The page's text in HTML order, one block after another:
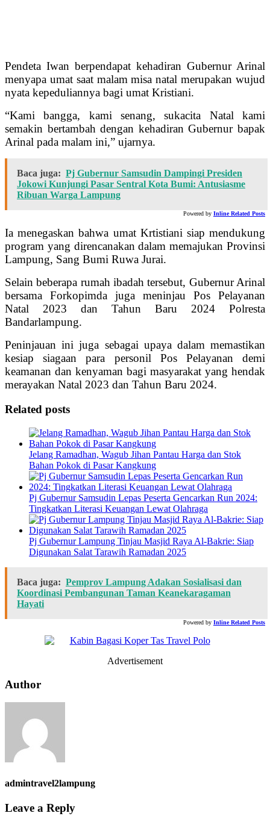
Pendeta Iwan berpendapat kehadiran Gubernur Arinal
menyapa umat saat malam misa natal merupakan wujud
nyata kepeduliannya bagi umat Kristiani.
“Kami bangga, kami senang, sukacita Natal kami
semakin bertambah dengan kehadiran Gubernur bapak
Arinal pada malam ini,” ujarnya.
Baca juga: Pj Gubernur Samsudin Dampingi Presiden
Jokowi Kunjungi Pasar Sentral Kota Bumi: Antusiasme
Ribuan Warga Lampung
Powered by Inline Related Posts
Ia menegaskan bahwa umat Krtistiani siap mendukung
program yang direncanakan dalam memajukan Provinsi
Lampung, Sang Bumi Ruwa Jurai.
Selain beberapa rumah ibadah tersebut, Gubernur Arinal
bersama Forkopimda juga meninjau Pos Pelayanan
Natal 2023 dan Tahun Baru 2024 Polresta
Bandarlampung.
Peninjauan ini juga sebagai upaya dalam memastikan
kesiap siagaan para personil Pos Pelayanan demi
keamanan dan kenyaman bagi masyarakat yang hendak
merayakan Natal 2023 dan Tahun Baru 2024.
Related posts
Jelang Ramadhan, Wagub Jihan Pantau Harga dan Stok
Bahan Pokok di Pasar Kangkung
Pj Gubernur Samsudin Lepas Peserta Gencarkan Run 2024:
Tingkatkan Literasi Keuangan Lewat Olahraga
Pj Gubernur Lampung Tinjau Masjid Raya Al-Bakrie: Siap
Digunakan Salat Tarawih Ramadan 2025
Baca juga: Pemprov Lampung Adakan Sosialisasi dan
Koordinasi Pembangunan Taman Keanekaragaman
Hayati
Powered by Inline Related Posts
Advertisement
Author
admintravel2lampung
Leave a Reply